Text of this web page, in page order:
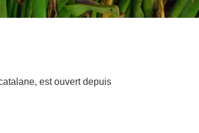
est ouvert depuis